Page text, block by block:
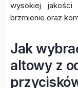
wysokiej jakości
brzmienie oraz
Jak
altowy z